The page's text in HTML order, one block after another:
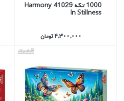
1000 تكه 41029 Harmony
In Stillness
4,300,000 تومان